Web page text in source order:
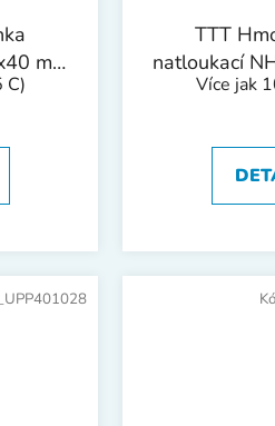
mm
C)
TTT
natloukací
1bal/
Více jak